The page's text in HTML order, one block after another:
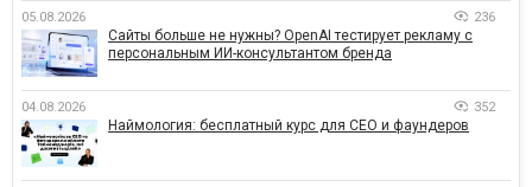
05.08.2026 236
Сайты больше не нужны? OpenAI тестирует рекламу с
персональным ИИ-консультантом бренда
04.08.2026 352
Наймология: бесплатный курс для CEO и фаундеров